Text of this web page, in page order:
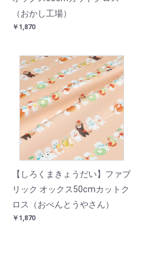
（おかし工場）
￥1,870
【しろくまきょうだい】ファブ
リック オックス50cmカットク
ロス（おべんとうやさん）
￥1,870